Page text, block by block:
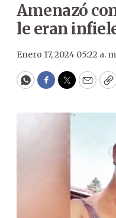
Amenazó
le eran
Enero 17, 2024 05:22 a.
WhatsApp
Facebook
Twitter